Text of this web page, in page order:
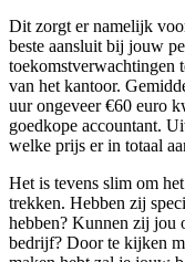
Dit zorgt er namelijk
beste aansluit bij jouw
toekomstverwachtingen
van het kantoor.
uur ongeveer €60 euro
goedkope accountant.
welke prijs er in totaal
Het is tevens slim om
trekken. Hebben zij
hebben? Kunnen zij jou
bedrijf? Door te kijken